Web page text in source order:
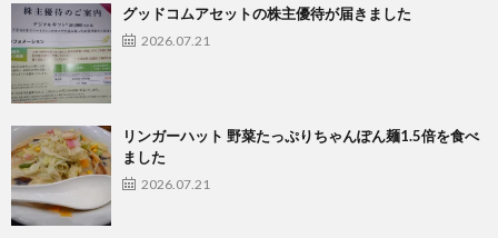
グッドコムアセットの株主優待が届きました
2026.07.21
リンガーハット 野菜たっぷりちゃんぽん麺1.5倍を食べ
ました
2026.07.21